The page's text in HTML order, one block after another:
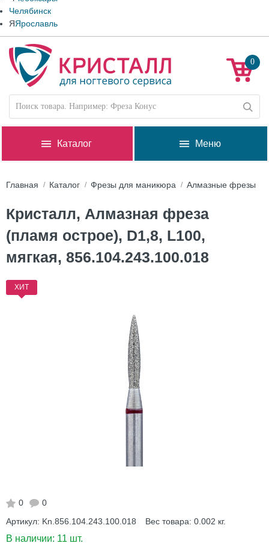
Челябинск
ЯЯрославль
0
Каталог Меню
Главная Каталог Фрезы для маникюра Алмазные фрезы
Кристалл, Алмазная фреза
(пламя острое), D1,8, L100,
мягкая, 856.104.243.100.018
ХИТ
0
0
Артикул: Kn.856.104.243.100.018 Вес товара: 0.002 кг.
В наличии: 11 шт.